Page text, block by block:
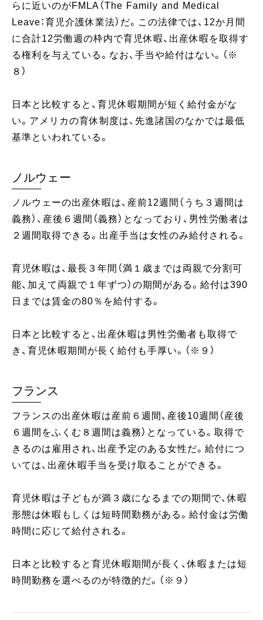
らに近いのがFMLA（The Family and Medical
Leave：育児介護休業法）だ。この法律では、12か月間
に合計12労働週の枠内で育児休暇、出産休暇を取得す
る権利を与えている。なお、手当や給付はない。（※
８）
日本と比較すると、育児休暇期間が短く給付金がな
い。アメリカの育休制度は、先進諸国のなかでは最低
基準といわれている。
ノルウェー
ノルウェーの出産休暇は、産前12週間（うち３週間は
義務）、産後６週間（義務）となっており、男性労働者は
２週間取得できる。出産手当は女性のみ給付される。
育児休暇は、最長３年間（満１歳までは両親で分割可
能、加えて両親で１年ずつ）の期間がある。給付は390
日までは賃金の80％を給付する。
日本と比較すると、出産休暇は男性労働者も取得で
き、育児休暇期間が長く給付も手厚い。（※９）
フランス
フランスの出産休暇は産前６週間、産後10週間（産後
６週間をふくむ８週間は義務）となっている。取得で
きるのは雇用され、出産予定のある女性だ。給付につ
いては、出産休暇手当を受け取ることができる。
育児休暇は子どもが満３歳になるまでの期間で、休暇
形態は休暇もしくは短時間勤務がある。給付金は労働
時間に応じて給付される。
日本と比較すると育児休暇期間が長く、休暇または短
時間勤務を選べるのが特徴的だ。（※９）